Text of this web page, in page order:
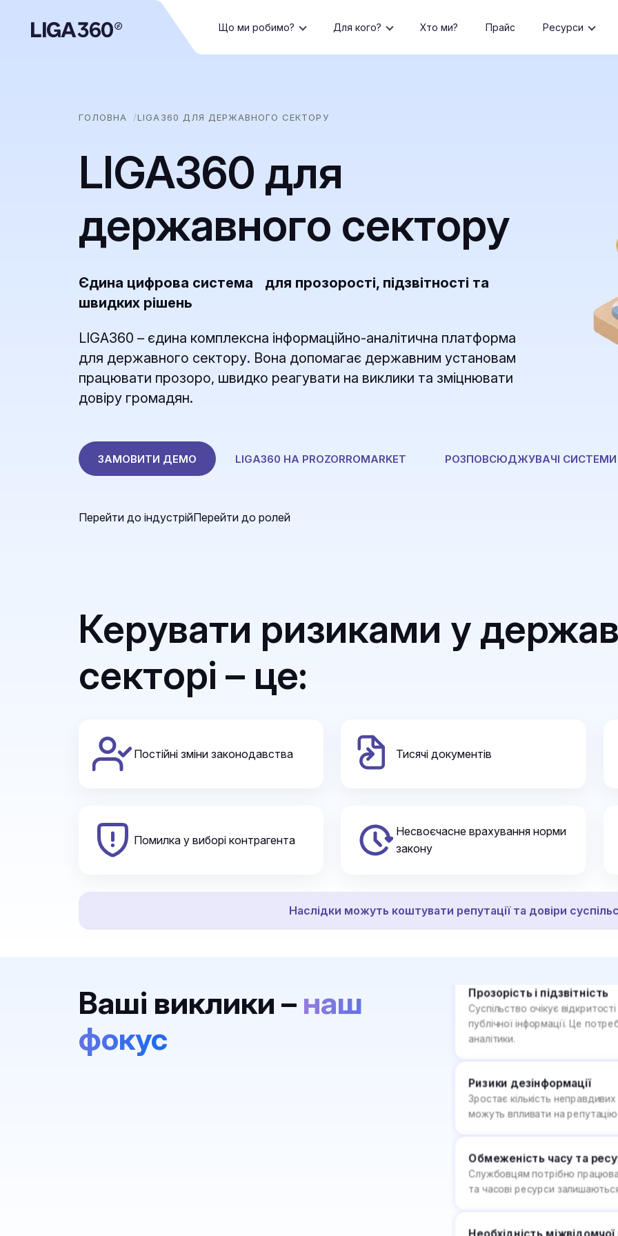
Що ми робимо? Для кого? Хто ми? Прайс Ресурси
ГОЛОВНА LIGA360 ДЛЯ ДЕРЖАВНОГО СЕКТОРУ
LIGA360 для
державного сектору
Єдина цифрова система для прозорості, підзвітності та
швидких рішень
LIGA360 – єдина комплексна інформаційно-аналітична платформа
для державного сектору. Вона допомагає державним установам
працювати прозоро, швидко реагувати на виклики та зміцнювати
довіру громадян.
ЗАМОВИТИ ДЕМО LIGA360 НА PROZORROMARKET РОЗПОВСЮДЖУВАЧІ СИСТЕМИ
Перейти до індустрійПерейти до ролей
Керувати ризиками у
секторі – це:
Постійні зміни законодавства Тисячі документів
Помилка у виборі контрагента
Несвоєчасне врахування норми
закону
Наслідки можуть коштувати репутації та довіри
Ваші виклики – наш
фокус
Фрагментованість даних
Інформація розпорошена між
Нормативно-правова база
відслідковувати зміни та
Органи влади постійно
тендерів, підрядників чи
Ризики дезінформації
Зростає кількість
можуть впливати на репутацію
Обмеженість часу та
Службовцям потрібно
Необхідність міжвідомчої
Ефективна робота потребує